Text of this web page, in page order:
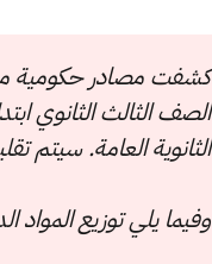
كشفت مصادر حكومية
الثانوية العامة.
وفيما يلي توزيع